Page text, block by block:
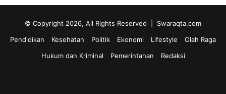
© Copyright 2026, All Rights Reserved | Swaraqta.com
Pendidikan
Kesehatan Politik Ekonomi Lifestyle
Olah Raga
Hukum dan Kriminal
Pemerintahan Redaksi